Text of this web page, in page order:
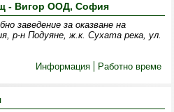
- Вигор ООД, София
заведение за оказване на
р-н Подуяне, ж.к. Сухата река, ул.
Информация
Работно време